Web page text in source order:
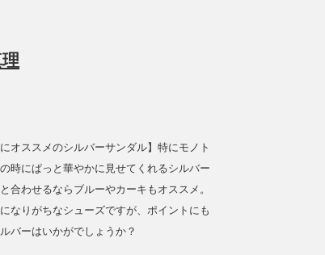
オススメのシルバーサンダル】特にモノト
時にぱっと華やかに見せてくれるシルバー
合わせるならブルーやカーキもオススメ。
なりがちなシューズですが、ポイントにも
バーはいかがでしょうか？